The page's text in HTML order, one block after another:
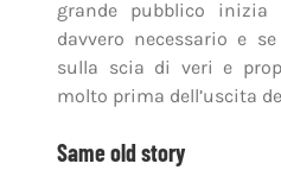
grande pubblico inizia
davvero necessario e
sulla scia di veri e
molto prima dell’uscita
Same old story